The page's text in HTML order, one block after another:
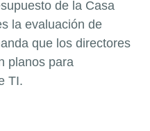
de la Casa
la evaluación de
que los directores
planos para
TI.